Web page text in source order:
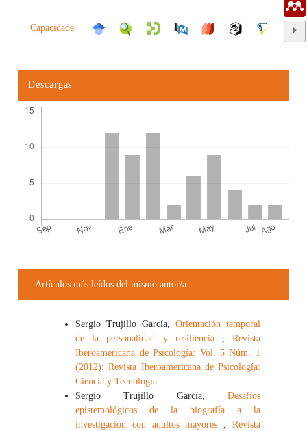
Capacidade
Descargas
Detalles del artículo
Artículos más leídos del mismo autor/a
Sergio Trujillo García, Orientación temporal
de la personalidad y resiliencia , Revista
Iberoamericana de Psicología: Vol. 5 Núm. 1
(2012): Revista Iberoamericana de Psicología:
Ciencia y Tecnología
Sergio Trujillo García, Desafíos
epistemológicos de la biografía a la
investigación con adultos mayores , Revista